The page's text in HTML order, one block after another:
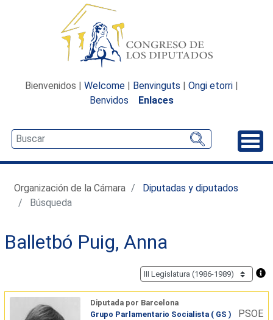
Bienvenidos | Welcome | Benvinguts | Ongi etorri |
Benvidos
Enlaces
Organización de la Cámara
Diputadas y diputados
Búsqueda
Balletbó Puig, Anna
Diputada por Barcelona
Grupo Parlamentario Socialista ( GS )
PSOE